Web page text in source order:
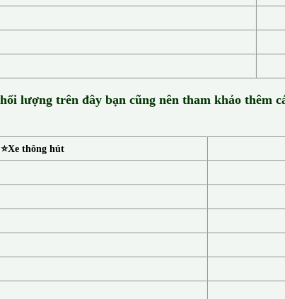
lượng trên đây bạn cũng nên tham khảo thêm
⭐Xe thông hút